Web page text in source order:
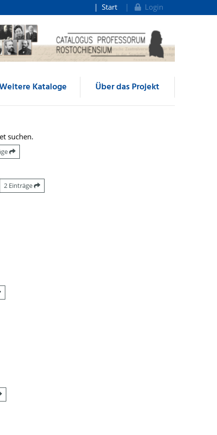
Start Login
Kataloge Über das Projekt
suchen.
2 Einträge